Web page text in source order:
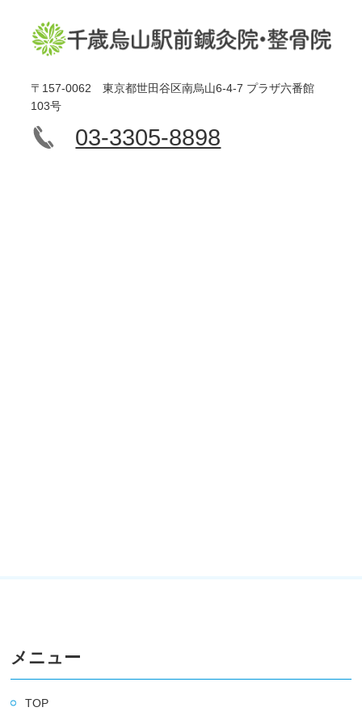
〒157-0062 東京都世田谷区南烏山6-4-7 プラザ六番館
103号
03-3305-8898
メニュー
TOP